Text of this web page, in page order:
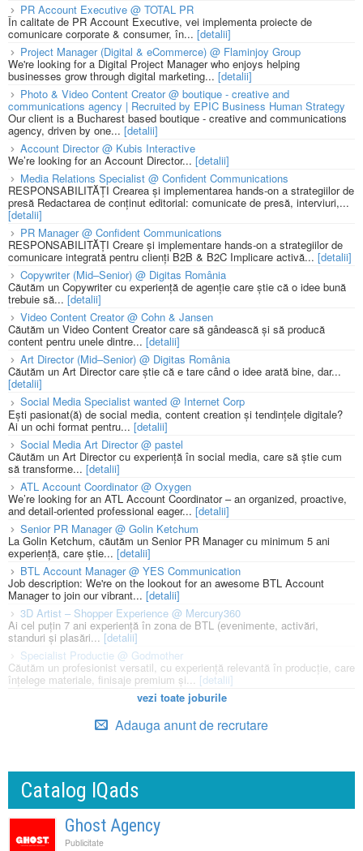
PR Account Executive @ TOTAL PR
În calitate de PR Account Executive, vei implementa proiecte de
comunicare corporate & consumer, în... [detalii]
Project Manager (Digital & eCommerce) @ Flaminjoy Group
We're looking for a Digital Project Manager who enjoys helping
businesses grow through digital marketing... [detalii]
Photo & Video Content Creator @ boutique - creative and
communications agency | Recruited by EPIC Business Human Strategy
Our client is a Bucharest based boutique - creative and communications
agency, driven by one... [detalii]
Account Director @ Kubis Interactive
We’re looking for an Account Director... [detalii]
Media Relations Specialist @ Confident Communications
RESPONSABILITĂȚI Crearea și implementarea hands-on a strategiilor de
presă Redactarea de conținut editorial: comunicate de presă, interviuri,...
[detalii]
PR Manager @ Confident Communications
RESPONSABILITĂȚI Creare și implementare hands-on a strategiilor de
comunicare integrată pentru clienți B2B & B2C Implicare activă... [detalii]
Copywriter (Mid–Senior) @ Digitas România
Căutăm un Copywriter cu experiență de agenție care știe că o idee bună
trebuie să... [detalii]
Video Content Creator @ Cohn & Jansen
Căutăm un Video Content Creator care să gândească și să producă
content pentru unele dintre... [detalii]
Art Director (Mid–Senior) @ Digitas România
Căutăm un Art Director care știe că e tare când o idee arată bine, dar...
[detalii]
Social Media Specialist wanted @ Internet Corp
Ești pasionat(ă) de social media, content creation și tendințele digitale?
Ai un ochi format pentru... [detalii]
Social Media Art Director @ pastel
Căutăm un Art Director cu experiență în social media, care să știe cum
să transforme... [detalii]
ATL Account Coordinator @ Oxygen
We’re looking for an ATL Account Coordinator – an organized, proactive,
and detail-oriented professional eager... [detalii]
Senior PR Manager @ Golin Ketchum
La Golin Ketchum, căutăm un Senior PR Manager cu minimum 5 ani
experiență, care știe... [detalii]
BTL Account Manager @ YES Communication
Job description: We're on the lookout for an awesome BTL Account
Manager to join our vibrant... [detalii]
3D Artist – Shopper Experience @ Mercury360
Ai cel puțin 7 ani experiență în zona de BTL (evenimente, activări,
standuri și plasări...[detalii]
Specialist Productie @ Godmother
Căutăm un profesionist versatil, cu experiență relevantă în producție, care
înțelege materiale, finisaje premium și... [detalii]
vezi toate joburile
Adauga anunt de recrutare
Catalog IQads
Ghost Agency
Publicitate